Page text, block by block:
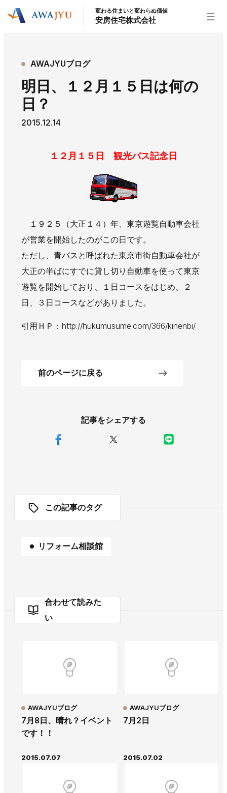
リフォーム事業 外装事業
新築住宅事業
不動産事業
大型物件事業
社長ブログ イベント お知らせ
チラシ
AWAJYUブログ
安房住まいる
大型工事施工事例
採用情報
協力会社募集
変わる住まいと変わらぬ価値
安房住宅株式会社
記事をシェアする
AWAJYUブログ
明日、１２月１５日は何の
日？
2015.12.14
１２月１５日 観光バス記念日
１９２５（大正１４）年、東京遊覧自動車会社
が営業を開始したのがこの日です。
ただし、青バスと呼ばれた東京市街自動車会社が
大正の半ばにすでに貸し切り自動車を使って東京
遊覧を開始しており、１日コースをはじめ、２
日、３日コースなどがありました。
引用ＨＰ：http://hukumusume.com/366/kinenbi/
前のページに戻る
この記事のタグ
リフォーム相談館
合わせて読みた
い
7月8日、晴れ？イベント
です！！
AWAJYUブログ
2015.07.07
7月2日
AWAJYUブログ
2015.07.02